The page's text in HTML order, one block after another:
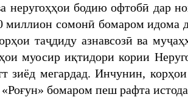
неругоҳҳои бодию офтобӣ дар
миллион сомонӣ бомаром идома
таҷдиду азнавсозӣ ва
муосир иқтидори кории
зиёд мегардад. Инчунин,
бомаром пеш рафта